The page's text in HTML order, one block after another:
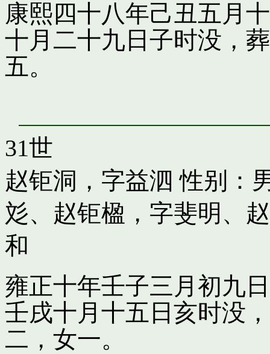
康熙四十八年己丑五月
十月二十九日子时没，
五。
31世
赵钜洞，字益泗 性别：
彣、 赵钜楹，字斐明 、
和
雍正十年壬子三月初九
壬戌十月十五日亥时没
二，女一。